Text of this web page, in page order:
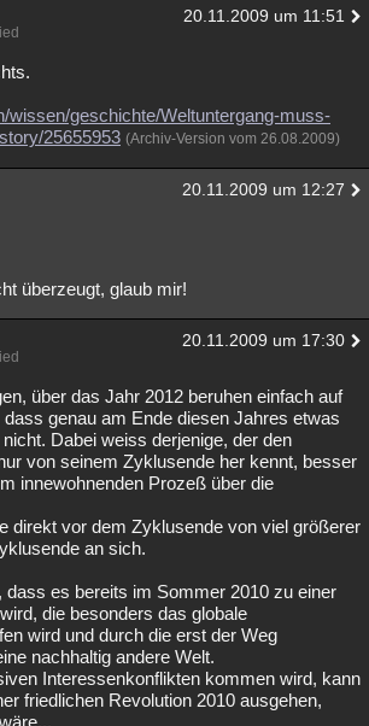
20.11.2009 um 11:51
wissen/geschichte/Weltuntergang-muss-
25655953 (Archiv-Version vom 26.08.2009)
20.11.2009 um 12:27
überzeugt, glaub mir!
20.11.2009 um 17:30
über das Jahr 2012 beruhen einfach auf
genau am Ende diesen Jahres etwas
Dabei weiss derjenige, der den
von seinem Zyklusende her kennt, besser
innewohnenden Prozeß über die
direkt vor dem Zyklusende von viel größerer
an sich.
dass es bereits im Sommer 2010 zu einer
die besonders das globale
wird und durch die erst der Weg
nachhaltig andere Welt.
Interessenkonflikten kommen wird, kann
friedlichen Revolution 2010 ausgehen,